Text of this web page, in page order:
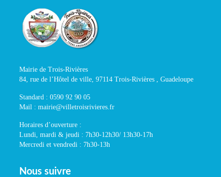
Mairie de Trois-Rivières
84, rue de l’Hôtel de ville, 97114 Trois-Rivières , Guadeloupe
Standard : 0590 92 90 05
Mail : mairie@villetroisrivieres.fr
Horaires d’ouverture :
Lundi, mardi & jeudi : 7h30-12h30/ 13h30-17h
Mercredi et vendredi : 7h30-13h
Nous suivre